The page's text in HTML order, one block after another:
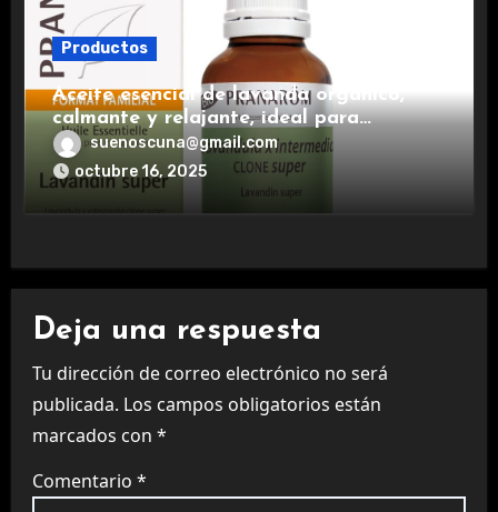
Productos
Aceite esencial de lavanda orgánico,
calmante y relajante, ideal para
aromaterapia.
suenoscuna@gmail.com
octubre 16, 2025
Deja una respuesta
Tu dirección de correo electrónico no será
publicada. Los campos obligatorios están
marcados con *
Comentario *